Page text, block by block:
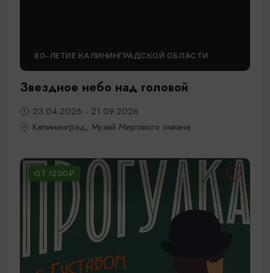
80-ЛЕТИЕ КАЛИНИНГРАДСКОЙ ОБЛАСТИ
Звездное небо над головой
23.04.2026 - 21.09.2026
Калининград, Музей Мирового океана
ОТ 1200₽